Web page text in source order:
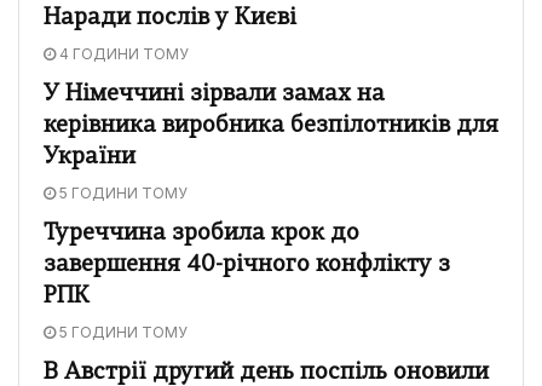
Наради послів у Києві
4 ГОДИНИ ТОМУ
У Німеччині зірвали замах на
керівника виробника безпілотників для
України
5 ГОДИНИ ТОМУ
Туреччина зробила крок до
завершення 40-річного конфлікту з
РПК
5 ГОДИНИ ТОМУ
В Австрії другий день поспіль оновили